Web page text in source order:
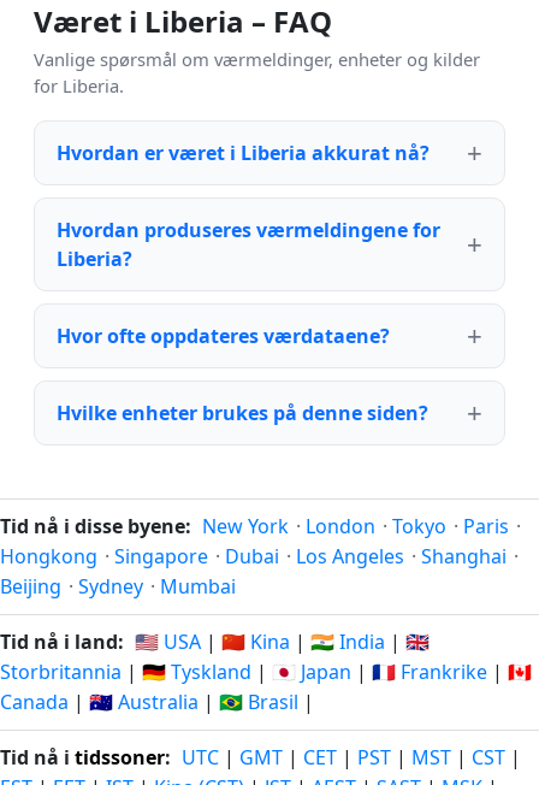
Været i Liberia – FAQ
Vanlige spørsmål om værmeldinger, enheter og kilder
for Liberia.
Hvordan er været i Liberia akkurat nå?
Hvordan produseres værmeldingene for
Liberia?
Hvor ofte oppdateres værdataene?
Hvilke enheter brukes på denne siden?
Tid nå i disse byene: New York · London · Tokyo · Paris ·
Hongkong · Singapore · Dubai · Los Angeles · Shanghai ·
Beijing · Sydney · Mumbai
Tid nå i land: 🇺🇸 USA | 🇨🇳 Kina | 🇮🇳 India | 🇬🇧
Storbritannia | 🇩🇪 Tyskland | 🇯🇵 Japan | 🇫🇷 Frankrike | 🇨🇦
Canada | 🇦🇺 Australia | 🇧🇷 Brasil |
Tid nå i tidssoner: UTC | GMT | CET | PST | MST | CST |